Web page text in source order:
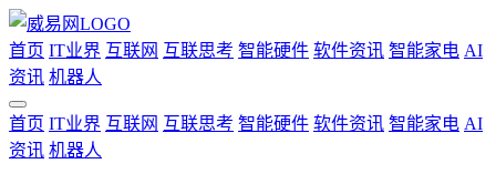
首页 IT业界 互联网 互联思考 智能硬件 软件资讯 智能家电 AI
资讯 机器人
首页 IT业界 互联网 互联思考 智能硬件 软件资讯 智能家电 AI
资讯 机器人